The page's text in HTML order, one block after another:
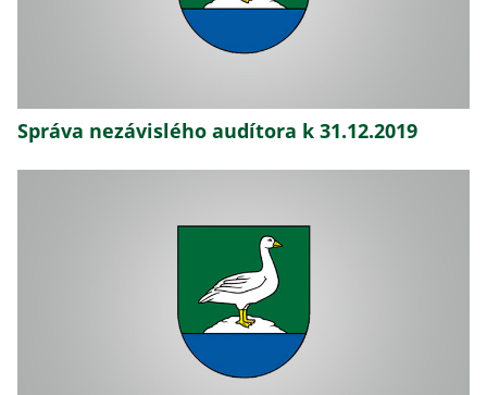
Správa nezávislého audítora k 31.12.2019